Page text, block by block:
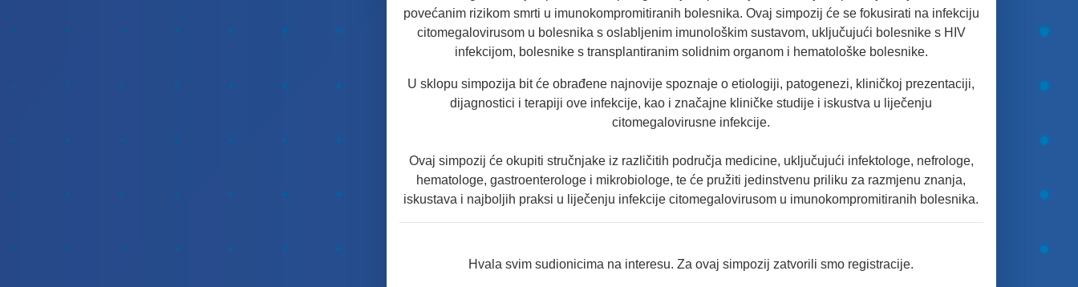
povećanim rizikom smrti u imunokompromitiranih bolesnika. Ovaj simpozij će se fokusirati na infekciju
citomegalovirusom u bolesnika s oslabljenim imunološkim sustavom, uključujući bolesnike s HIV
infekcijom, bolesnike s transplantiranim solidnim organom i hematološke bolesnike.
U sklopu simpozija bit će obrađene najnovije spoznaje o etiologiji, patogenezi, kliničkoj prezentaciji,
dijagnostici i terapiji ove infekcije, kao i značajne kliničke studije i iskustva u liječenju
citomegalovirusne infekcije.
Ovaj simpozij će okupiti stručnjake iz različitih područja medicine, uključujući infektologe, nefrologe,
hematologe, gastroenterologe i mikrobiologe, te će pružiti jedinstvenu priliku za razmjenu znanja,
iskustava i najboljih praksi u liječenju infekcije citomegalovirusom u imunokompromitiranih bolesnika.
Hvala svim sudionicima na interesu. Za ovaj simpozij zatvorili smo registracije.